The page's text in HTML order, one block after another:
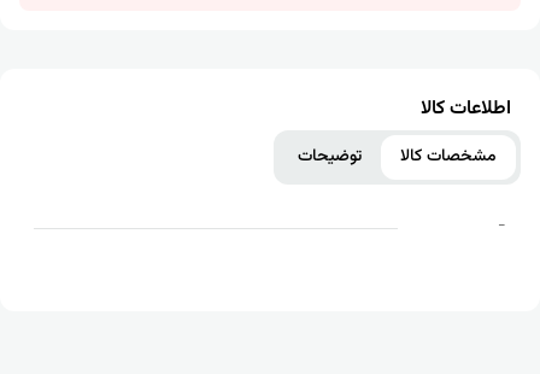
اطلاعات کالا
مشخصات کالا توضیحات
-